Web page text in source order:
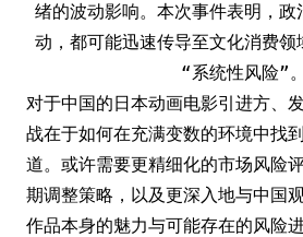
绪的波动影响。本次事件表明，
动，都可能迅速传导至文化消费领
“系统性风险”。
对于中国的日本动画电影引进方、
战在于如何在充满变数的环境中找
道。或许需要更精细化的市场风险
期调整策略，以及更深入地与中国
作品本身的魅力与可能存在的风险